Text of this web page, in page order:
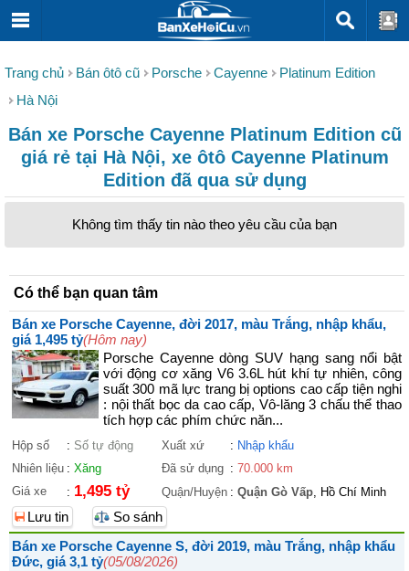
Trang chủ Bán ôtô cũ Porsche Cayenne
Platinum Edition
Hà Nội
Bán xe Porsche Cayenne Platinum Edition cũ
giá rẻ tại Hà Nội, xe ôtô Cayenne Platinum
Edition đã qua sử dụng
Không tìm thấy tin nào theo yêu cầu của bạn
Có thể bạn quan tâm
Bán xe Porsche Cayenne, đời 2017, màu Trắng, nhập khẩu,
giá 1,495 tỷ(Hôm nay)
Porsche Cayenne dòng SUV hạng sang nổi bật
với động cơ xăng V6 3.6L hút khí tự nhiên, công
suất 300 mã lực trang bị options cao cấp tiện nghi
: nội thất bọc da cao cấp, Vô-lăng 3 chấu thể thao
tích hợp các phím chức năn...
Hộp số : Số tự động Xuất xứ : Nhập khẩu
Nhiên liệu : Xăng Đã sử dụng : 70.000 km
Giá xe
: 1,495 tỷ Quận/Huyện : Quận Gò Vấp, Hồ Chí Minh
Lưu tin
So sánh
Bán xe Porsche Cayenne S, đời 2019, màu Trắng, nhập khẩu
Đức, giá 3,1 tỷ(05/08/2026)